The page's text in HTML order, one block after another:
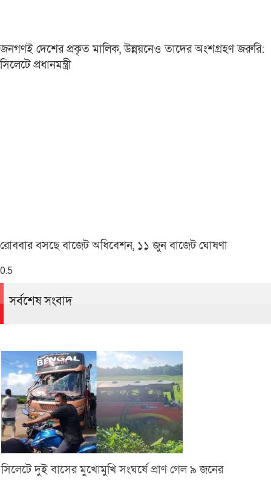
জনগণই দেশের প্রকৃত মালিক, উন্নয়নেও তাদের অংশগ্রহণ জরুরি:
সিলেটে প্রধানমন্ত্রী
রোববার বসছে বাজেট অধিবেশন, ১১ জুন বাজেট ঘোষণা
সর্বশেষ সংবাদ
সিলেটে দুই বাসের মুখোমুখি সংঘর্ষে প্রাণ গেল ৯ জনের